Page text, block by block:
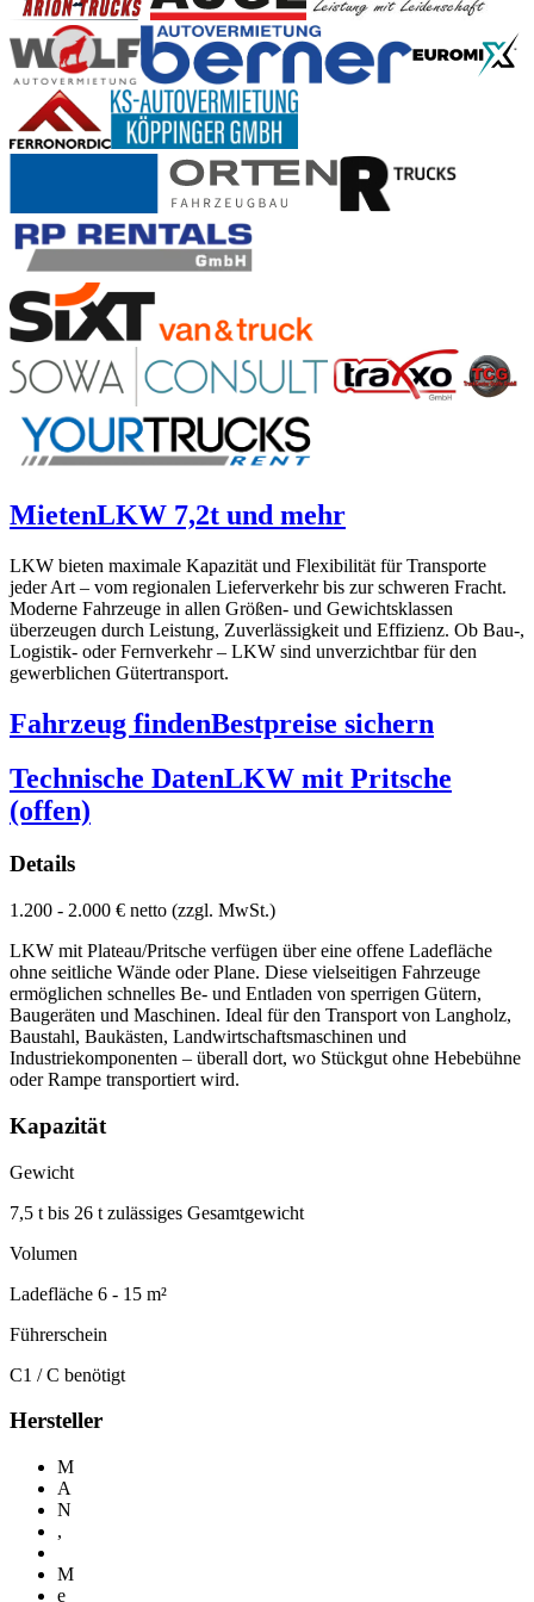
MietenLKW 7,2t und mehr
LKW bieten maximale Kapazität und Flexibilität für Transporte
jeder Art – vom regionalen Lieferverkehr bis zur schweren Fracht.
Moderne Fahrzeuge in allen Größen- und Gewichtsklassen
überzeugen durch Leistung, Zuverlässigkeit und Effizienz. Ob Bau-,
Logistik- oder Fernverkehr – LKW sind unverzichtbar für den
gewerblichen Gütertransport.
Fahrzeug findenBestpreise sichern
Technische DatenLKW mit Pritsche
(offen)
Details
1.200 - 2.000 € netto (zzgl. MwSt.)
LKW mit Plateau/Pritsche verfügen über eine offene Ladefläche
ohne seitliche Wände oder Plane. Diese vielseitigen Fahrzeuge
ermöglichen schnelles Be- und Entladen von sperrigen Gütern,
Baugeräten und Maschinen. Ideal für den Transport von Langholz,
Baustahl, Baukästen, Landwirtschaftsmaschinen und
Industriekomponenten – überall dort, wo Stückgut ohne Hebebühne
oder Rampe transportiert wird.
Kapazität
Gewicht
7,5 t bis 26 t zulässiges Gesamtgewicht
Volumen
Ladefläche 6 - 15 m²
Führerschein
C1 / C benötigt
Hersteller
M
A
N
,
M
e